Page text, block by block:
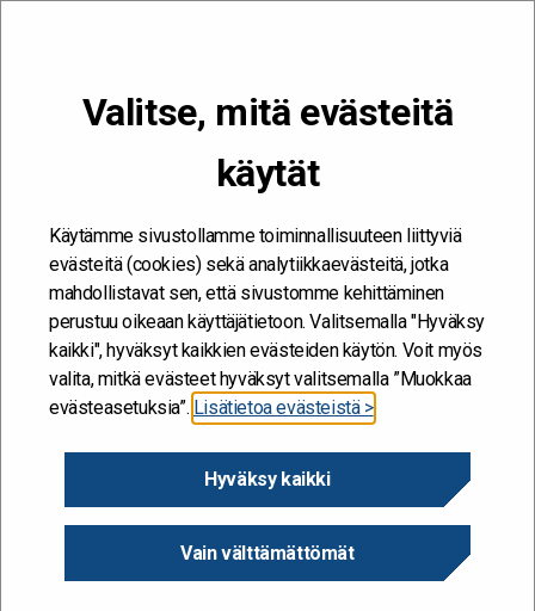
Valitse, mitä evästeitä
käytät
Käytämme sivustollamme toiminnallisuuteen liittyviä
evästeitä (cookies) sekä analytiikkaevästeitä, jotka
mahdollistavat sen, että sivustomme kehittäminen
perustuu oikeaan käyttäjätietoon. Valitsemalla "Hyväksy
kaikki", hyväksyt kaikkien evästeiden käytön. Voit myös
valita, mitkä evästeet hyväksyt valitsemalla ”Muokkaa
evästeasetuksia”. Lisätietoa evästeistä >
Hyväksy kaikki
Vain välttämättömät
Kehitän ja kehityn #töissäSuomelle
Assistentti 2.0
Assistentti 2.0
29.12.2021
Diaarinumero
VK/129330/05.00.01.00/2021
Hanke alkaa / päättyy
1.1.2022 - 30.11.2022